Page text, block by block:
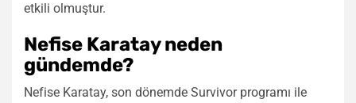
etkili olmuştur.
Nefise Karatay neden
gündemde?
Nefise Karatay, son dönemde Survivor programı ile